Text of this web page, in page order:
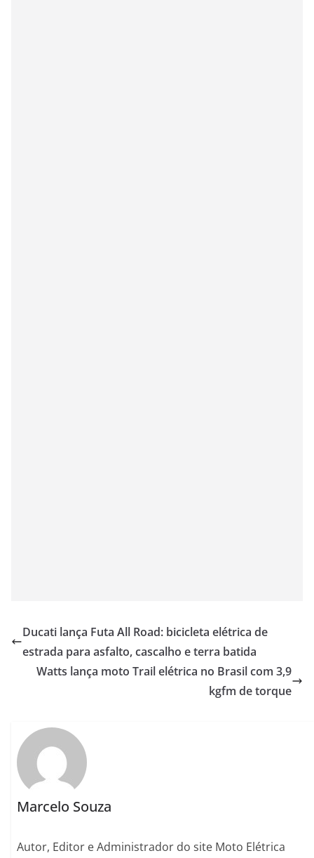
Ducati lança Futa All Road: bicicleta elétrica de
estrada para asfalto, cascalho e terra batida
Watts lança moto Trail elétrica no Brasil com 3,9
kgfm de torque
Marcelo Souza
Autor, Editor e Administrador do site Moto Elétrica